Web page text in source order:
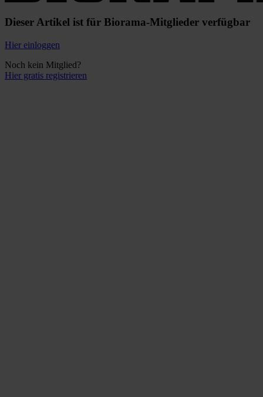
Dieser Artikel ist für Biorama-Mitglieder verfügbar
Hier einloggen
Noch kein Mitglied?
Hier gratis registrieren